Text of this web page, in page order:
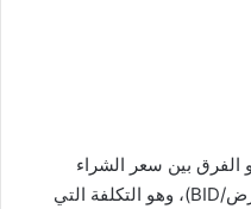
الفرق بين سعر الشراء
(الطلب/ASK) وسعر البيع (العرض/BID)، وهو التكلفة التي